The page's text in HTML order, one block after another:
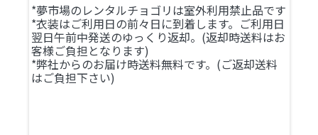
*夢市場のレンタルチョゴリは室外利用禁止品です
*衣装はご利用日の前々日に到着します。ご利用日
翌日午前中発送のゆっくり返却。(返却時送料はお
客様ご負担となります)
*弊社からのお届け時送料無料です。(ご返却送料
はご負担下さい)